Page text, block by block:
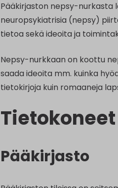
Pääkirjaston nepsy-nurkasta
neuropsykiatrisia (nepsy)
tietoa sekä ideoita ja
Nepsy-nurkkaan on koottu
saada ideoita mm. kuinka
tietokirjoja kuin romaaneja
Tietokoneet
Pääkirjasto